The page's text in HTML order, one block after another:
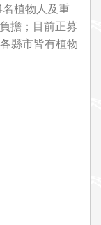
植物人及重
擔；目前正募
縣市皆有植物